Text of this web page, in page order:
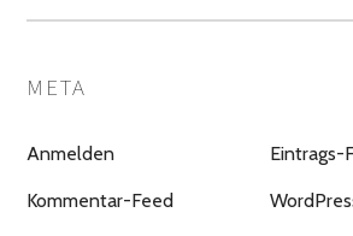
META
Anmelden Eintrags-
Kommentar-Feed